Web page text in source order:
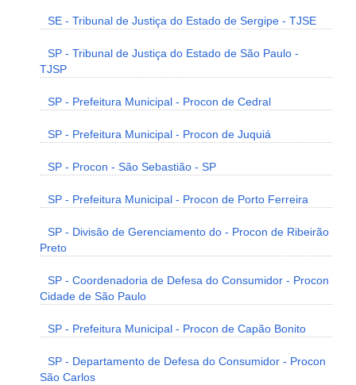
SE - Tribunal de Justiça do Estado de Sergipe - TJSE
SP - Tribunal de Justiça do Estado de São Paulo -
TJSP
SP - Prefeitura Municipal - Procon de Cedral
SP - Prefeitura Municipal - Procon de Juquiá
SP - Procon - São Sebastião - SP
SP - Prefeitura Municipal - Procon de Porto Ferreira
SP - Divisão de Gerenciamento do - Procon de Ribeirão
Preto
SP - Coordenadoria de Defesa do Consumidor - Procon
Cidade de São Paulo
SP - Prefeitura Municipal - Procon de Capão Bonito
SP - Departamento de Defesa do Consumidor - Procon
São Carlos